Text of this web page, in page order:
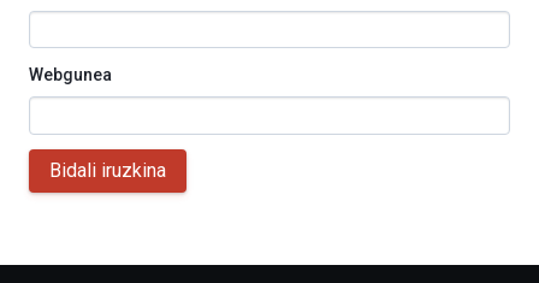
Webgunea
Bidali iruzkina